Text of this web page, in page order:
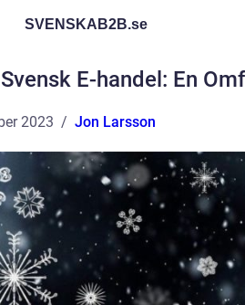
SVENSKAB2B.se
Svensk E-handel: En
2023 Jon Larsson